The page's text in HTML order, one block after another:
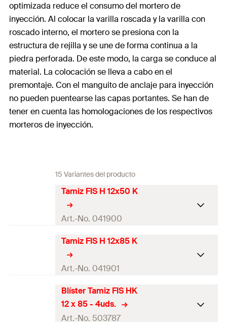
optimizada reduce el consumo del mortero de
inyección. Al colocar la varilla roscada y la varilla con
roscado interno, el mortero se presiona con la
estructura de rejilla y se une de forma continua a la
piedra perforada. De este modo, la carga se conduce al
material. La colocación se lleva a cabo en el
premontaje. Con el manguito de anclaje para inyección
no pueden puentearse las capas portantes. Se han de
tener en cuenta las homologaciones de los respectivos
morteros de inyección.
15 Variantes del producto
Tamiz FIS H 12x50 K
Art.-No. 041900
Aprobación ETA
Diámetro de agujero
(d0 )
Min. taladro profundidad del
h1)
Tamiz FIS H 12x85 K
Art.-No. 041901
Aprobación ETA
Diámetro de agujero
(d0)
Blíster Tamiz FIS HK
12 x 85 - 4uds.
Art.-No. 503787